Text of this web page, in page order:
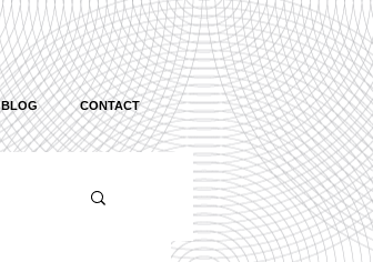
BLOG CONTACT